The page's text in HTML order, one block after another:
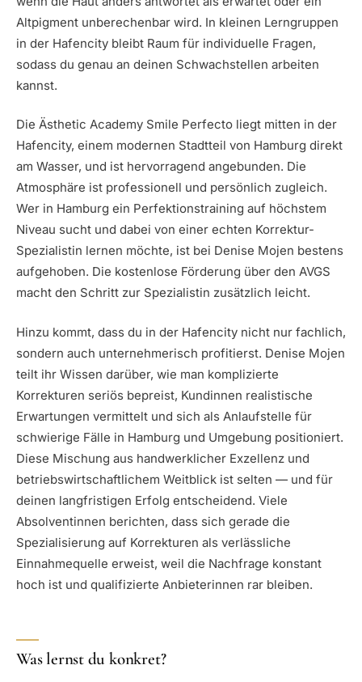
Altpigment unberechenbar wird. In kleinen Lerngruppen
in der Hafencity bleibt Raum für individuelle Fragen,
sodass du genau an deinen Schwachstellen arbeiten
kannst.
Die Ästhetic Academy Smile Perfecto liegt mitten in der
Hafencity, einem modernen Stadtteil von Hamburg direkt
am Wasser, und ist hervorragend angebunden. Die
Atmosphäre ist professionell und persönlich zugleich.
Wer in Hamburg ein Perfektionstraining auf höchstem
Niveau sucht und dabei von einer echten Korrektur-
Spezialistin lernen möchte, ist bei Denise Mojen bestens
aufgehoben. Die kostenlose Förderung über den AVGS
macht den Schritt zur Spezialistin zusätzlich leicht.
Hinzu kommt, dass du in der Hafencity nicht nur fachlich,
sondern auch unternehmerisch profitierst. Denise Mojen
teilt ihr Wissen darüber, wie man komplizierte
Korrekturen seriös bepreist, Kundinnen realistische
Erwartungen vermittelt und sich als Anlaufstelle für
schwierige Fälle in Hamburg und Umgebung positioniert.
Diese Mischung aus handwerklicher Exzellenz und
betriebswirtschaftlichem Weitblick ist selten — und für
deinen langfristigen Erfolg entscheidend. Viele
Absolventinnen berichten, dass sich gerade die
Spezialisierung auf Korrekturen als verlässliche
Einnahmequelle erweist, weil die Nachfrage konstant
hoch ist und qualifizierte Anbieterinnen rar bleiben.
Was lernst du konkret?